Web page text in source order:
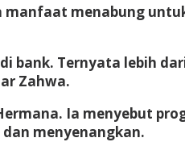
menabung
bank. Ternyata lebih
Zahwa.
Ia menyebut
menyenangkan.